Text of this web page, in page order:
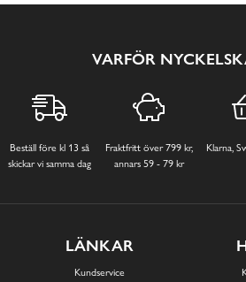
VARFÖR
Beställ före kl 13 så
skickar vi samma dag
Fraktfritt över 799 kr,
annars 59 - 79 kr
Klarna,
LÄNKAR
Kundservice